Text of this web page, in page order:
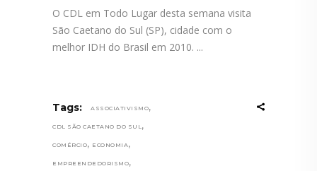
O CDL em Todo Lugar desta semana visita
São Caetano do Sul (SP), cidade com o
melhor IDH do Brasil em 2010.
Tags: ASSOCIATIVISMO,
CDL SÃO CAETANO DO SUL ,
COMÉRCIO, ECONOMIA ,
EMPREENDEDORISMO,